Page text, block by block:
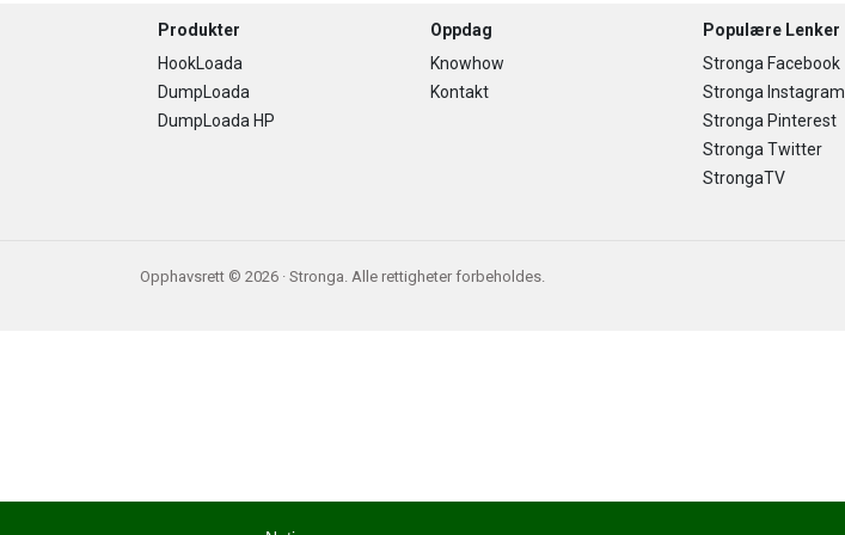
Footer
Produkter
HookLoada
DumpLoada
DumpLoada HP
Oppdag
Knowhow
Kontakt
Populære Lenker
Stronga Facebook
Stronga Instagram
Stronga Pinterest
Stronga Twitter
StrongaTV
Opphavsrett © 2026 · Stronga. Alle rettigheter forbeholdes.